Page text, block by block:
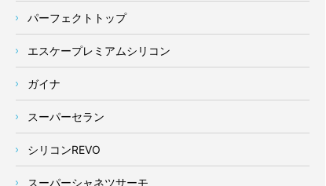
パーフェクトトップ
エスケープレミアムシリコン
ガイナ
スーパーセラン
シリコンREVO
スーパーシャネツサーモ